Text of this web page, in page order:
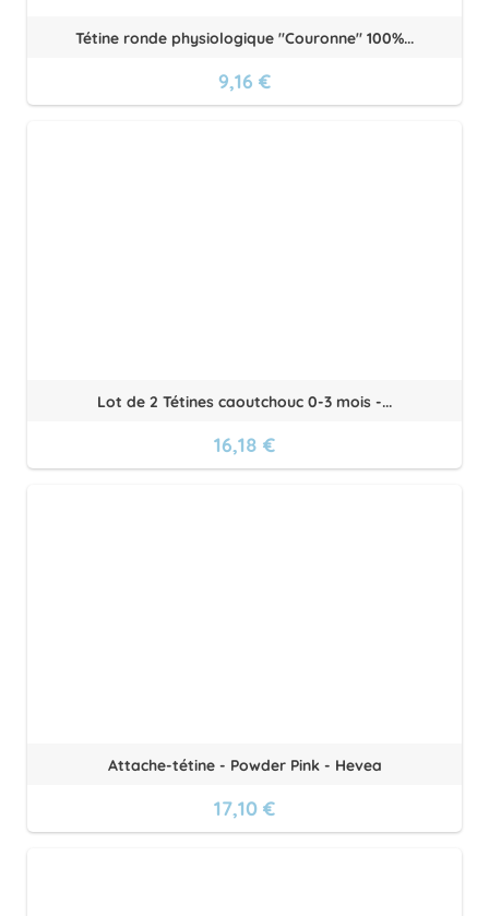
Tétine ronde physiologique "Couronne" 100%...
9,16 €
Lot de 2 Tétines caoutchouc 0-3 mois -...
16,18 €
Attache-tétine - Powder Pink - Hevea
17,10 €